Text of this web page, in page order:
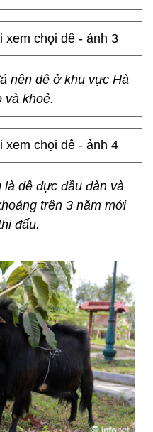
nên dê ở khu vực Hà
và khoẻ.
dê đực đầu đàn và
trên 3 năm mới
đấu.